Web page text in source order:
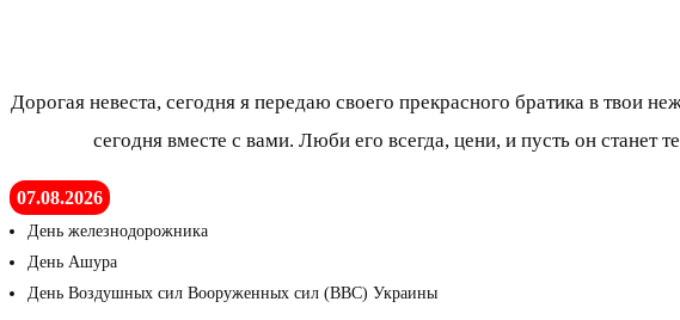
Дорогая невеста, сегодня я передаю своего прекрасного братика в твои
сегодня вместе с вами. Люби его всегда, цени, и пусть он
07.08.2026
День железнодорожника
День Ашура
День Воздушных сил Вооруженных сил (ВВС) Украины